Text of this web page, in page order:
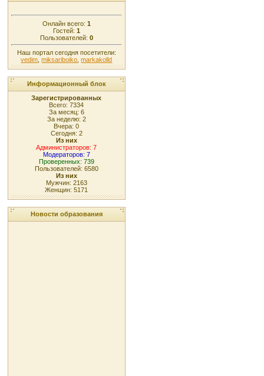
Онлайн всего: 1
Гостей: 1
Пользователей: 0
Наш портал сегодня посетители:
vedim ,miksariboiko ,markakolld
Информационный блок
Зарегистрированных
Всего: 7334
За месяц: 6
За неделю: 2
Вчера: 0
Сегодня: 2
Из них
Администраторов: 7
Модераторов: 7
Проверенных: 739
Пользователей: 6580
Из них
Мужчин: 2163
Женщин: 5171
Новости образования